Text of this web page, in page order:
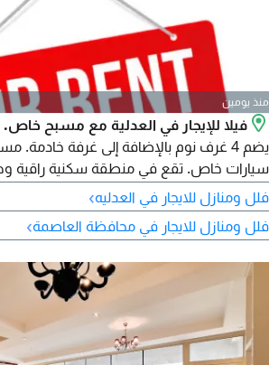
منذ يومين
فيلا للإيجار في العدلية مع مسبح
يضم 4 غرف نوم بالإضافة إلى غرفة
دينار بحريني (بدون الخدمات - قابل للتفاوض).
التفاصيل. الدولة: البحرين
فلل ومنازل للايجار في العدليه›
فلل ومنازل للايجار في محافظة العاصمة›